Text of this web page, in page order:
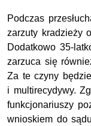
Podczas
zarzuty kradzieży
Dodatkowo 35-
zarzuca się
Za te czyny
i multirecydywy.
funkcjonariuszy
wnioskiem do